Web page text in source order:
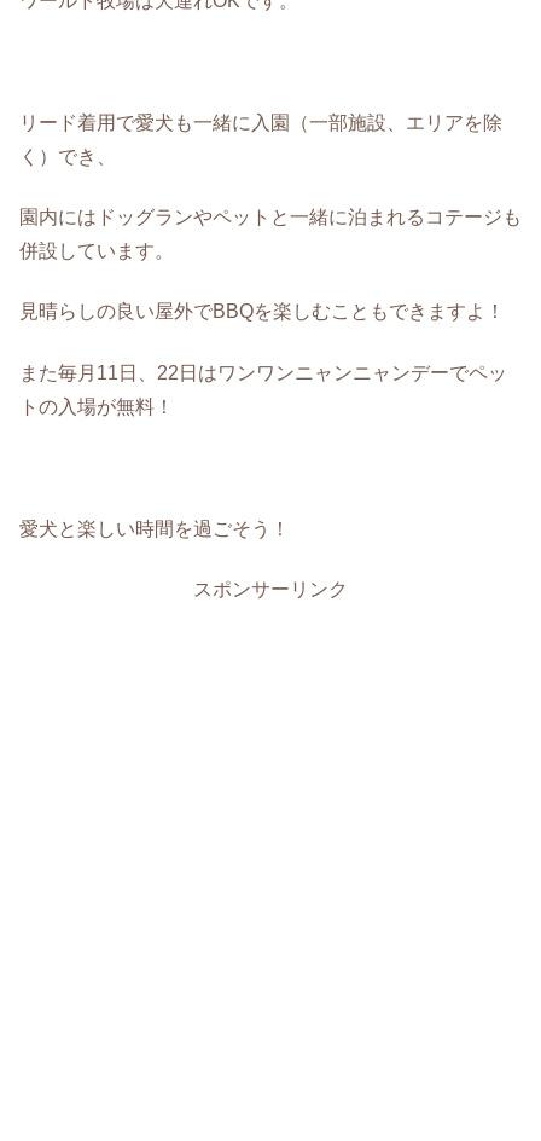
リード着用で愛犬も一緒に入園（一部施設、エリアを除
く）でき、
園内にはドッグランやペットと一緒に泊まれるコテージも
併設しています。
見晴らしの良い屋外でBBQを楽しむこともできますよ！
また毎月11日、22日はワンワンニャンニャンデーでペッ
トの入場が無料！
愛犬と楽しい時間を過ごそう！
スポンサーリンク